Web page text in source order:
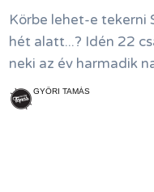
Körbe lehet-e tekerni
hét alatt...? Idén 22
neki az év harmadik
GYŐRI TAMÁS